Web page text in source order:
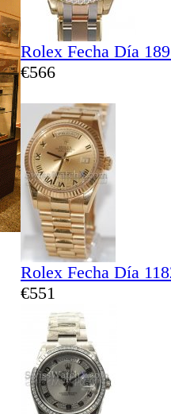
Rolex Fecha Día
€566
Rolex Fecha Día
€551